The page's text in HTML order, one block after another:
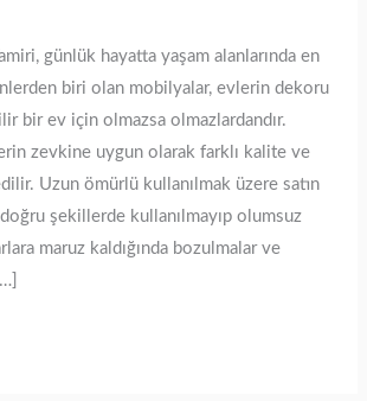
günlük hayatta yaşam alanlarında en
biri olan mobilyalar, evlerin dekoru
bir ev için olmazsa olmazlardandır.
zevkine uygun olarak farklı kalite ve
Uzun ömürlü kullanılmak üzere satın
şekillerde kullanılmayıp olumsuz
maruz kaldığında bozulmalar ve